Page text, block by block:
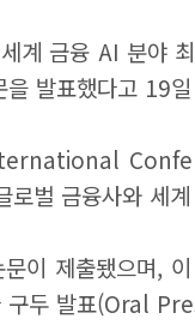
세계 금융 AI 분
을 발표했다고 19
로벌 금융사와
이 제출됐으며,
구두 발표(Oral